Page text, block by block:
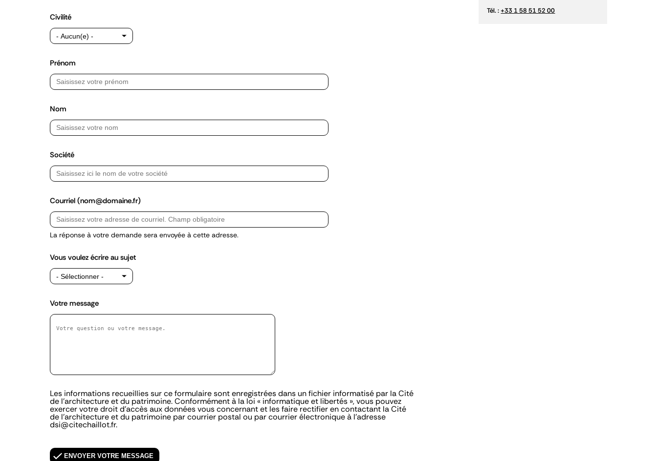
Civilité
Prénom
Nom
Société
Courriel (nom@domaine.fr)
La réponse à votre demande sera envoyée à cette adresse.
Vous voulez écrire au sujet
Votre message
Message
d'état
Les informations recueillies sur ce formulaire sont enregistrées dans un fichier informatisé par la Cité
de l'architecture et du patrimoine. Conformément à la loi « informatique et libertés », vous pouvez
exercer votre droit d'accès aux données vous concernant et les faire rectifier en contactant la Cité
de l'architecture et du patrimoine par courrier postal ou par courrier électronique à l'adresse
dsi@citechaillot.fr.
Tél. :+33 1 58 51 52 00